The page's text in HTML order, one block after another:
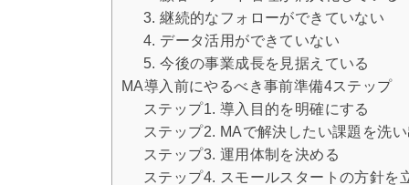
3. 継続的なフォローができていない
4. データ活用ができていない
5. 今後の事業成長を見据えている
MA導入前にやるべき事前準備4ステップ
ステップ1. 導入目的を明確にする
ステップ2. MAで解決したい課題を洗い
ステップ3. 運用体制を決める
ステップ4. スモールスタートの方針を